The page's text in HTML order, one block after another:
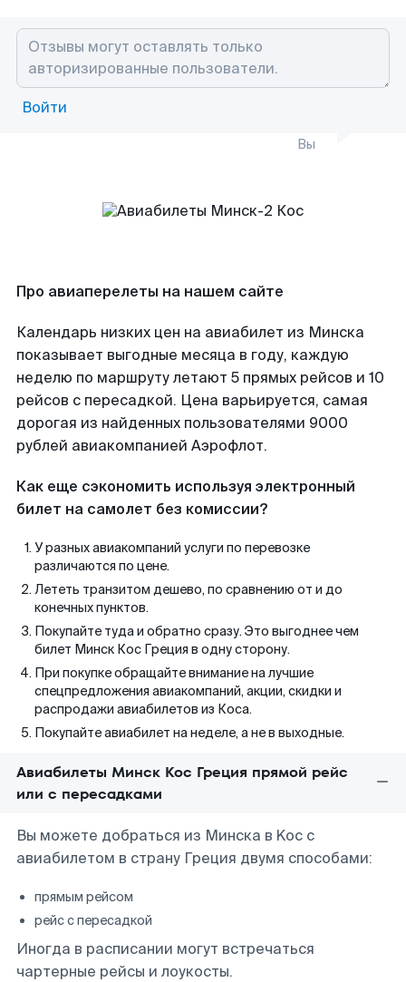
Войти
Вы
Про авиаперелеты на нашем сайте
Календарь низких цен на авиабилет из Минска
показывает выгодные месяца в году, каждую
неделю по маршруту летают 5 прямых рейсов и 10
рейсов с пересадкой. Цена варьируется, самая
дорогая из найденных пользователями 9000
рублей авиакомпанией Аэрофлот.
Как еще сэкономить используя электронный
билет на самолет без комиссии?
У разных авиакомпаний услуги по перевозке
различаются по цене.
Лететь транзитом дешево, по сравнению от и до
конечных пунктов.
Покупайте туда и обратно сразу. Это выгоднее чем
билет Минск Кос Греция в одну сторону.
При покупке обращайте внимание на лучшие
спецпредложения авиакомпаний, акции, скидки и
распродажи авиабилетов из Коса.
Покупайте авиабилет на неделе, а не в выходные.
Авиабилеты Минск Кос Греция прямой рейс
или с пересадками
Вы можете добраться из Минска в Koc с
авиабилетом в страну Греция двумя способами:
прямым рейсом
рейс с пересадкой
Иногда в расписании могут встречаться
чартерные рейсы и лоукосты.